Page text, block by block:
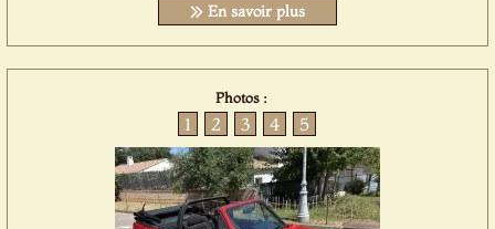
En savoir plus
Photos :
1 2 3 4 5